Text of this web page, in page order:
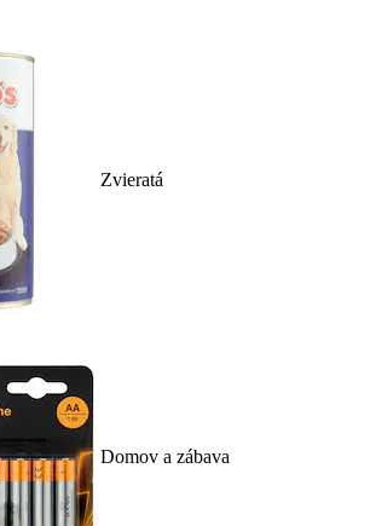
Zvieratá
Domov a zábava